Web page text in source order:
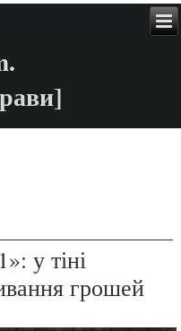
у тіні
грошей